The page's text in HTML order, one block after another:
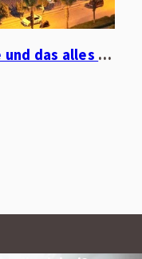
Viel Platz, eine tolle Anlage und das alles zentral im Ort und nah am Meer!